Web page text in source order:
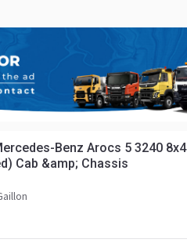
Benz Arocs 5 3240 8x4
Cab &amp; Chassis